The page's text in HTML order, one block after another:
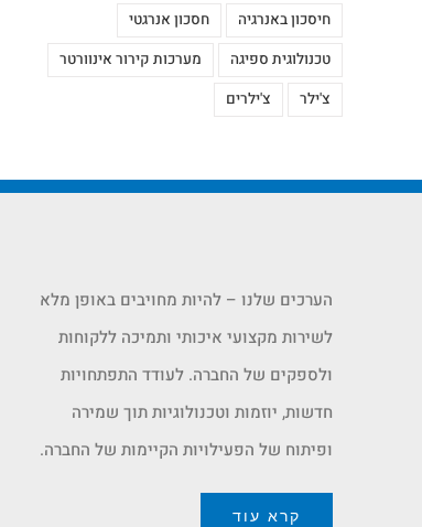
חיסכון באנרגיה
חסכון אנרגטי
טכנולוגית ספיגה
מערכות קירור אינוורטר
צ'ילר
צ'ילרים
הערכים שלנו – להיות מחויבים באופן מלא
לשירות מקצועי איכותי ותמיכה ללקוחות
ולספקים של החברה. לעודד התפתחויות
חדשות, יוזמות וטכנולוגיות תוך שמירה
ופיתוח של הפעילויות הקיימות של החברה.
קרא עוד